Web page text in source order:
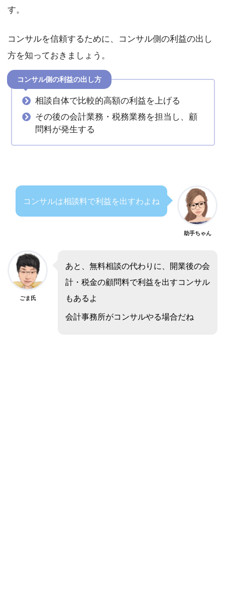
す。
コンサルを信頼するために、コンサル側の利益の出し
方を知っておきましょう。
コンサル側の利益の出し方
相談自体で比較的高額の利益を上げる
その後の会計業務・税務業務を担当し、顧
問料が発生する
コンサルは相談料で利益を出すわよね
助手ちゃん
ごま氏
あと、無料相談の代わりに、開業後の会
計・税金の顧問料で利益を出すコンサル
もあるよ
会計事務所がコンサルやる場合だね